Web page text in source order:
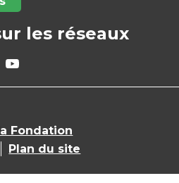
les réseaux
Fondation
Plan du site